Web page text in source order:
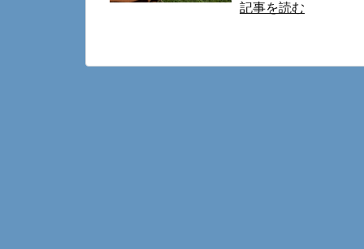
記事を読む